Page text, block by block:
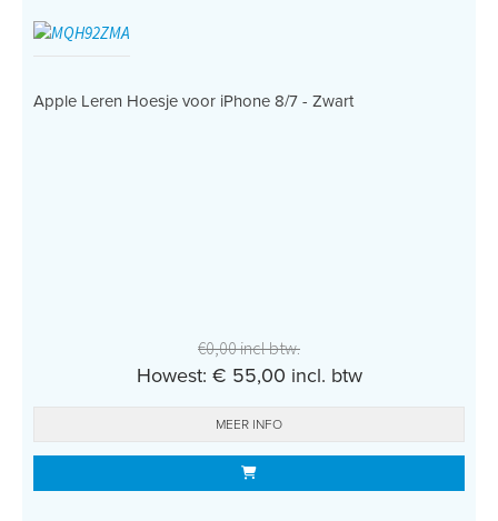
Apple Leren Hoesje voor iPhone 8/7 - Zwart
€0,00 incl btw.
Howest: € 55,00 incl. btw
MEER INFO